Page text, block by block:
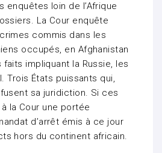
enquêtes loin de l’Afrique
La Cour enquête
commis dans les
occupés, en Afghanistan
impliquant la Russie, les
Trois États puissants qui,
sa juridiction. Si ces
la Cour une portée
d’arrêt émis à ce jour
hors du continent africain.